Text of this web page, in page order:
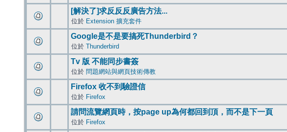
[解決了]求反反反廣告方法...
位於 Extension 擴充套件
Google是不是要搞死Thunderbird？
位於 Thunderbird
Tv 版 不能同步書簽
位於 問題網站與網頁技術傳教
Firefox 收不到驗證信
位於 Firefox
請問流覽網頁時，按page up為何都回到頂，而不是下一頁
位於 Firefox